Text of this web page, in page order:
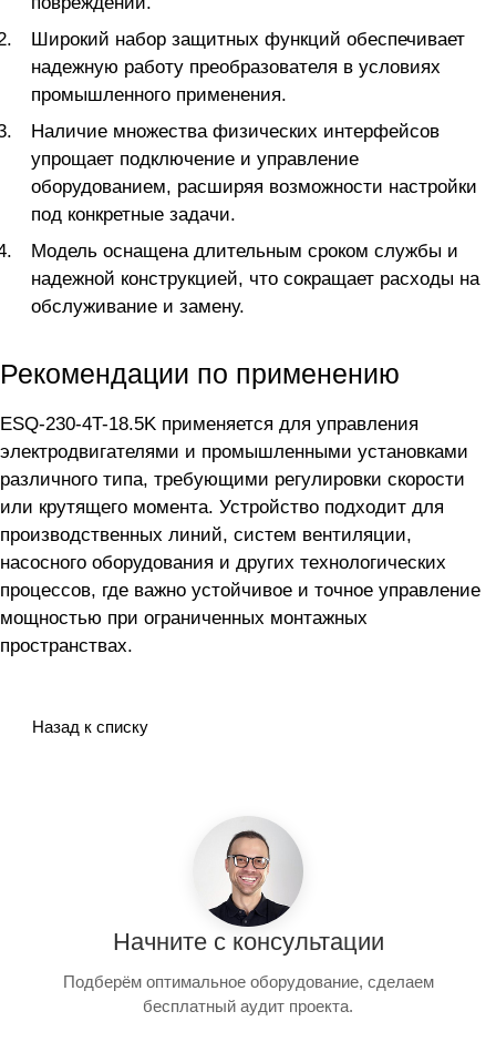
Широкий набор защитных функций обеспечивает
надежную работу преобразователя в условиях
промышленного применения.
Наличие множества физических интерфейсов
упрощает подключение и управление
оборудованием, расширяя возможности настройки
под конкретные задачи.
Модель оснащена длительным сроком службы и
надежной конструкцией, что сокращает расходы на
обслуживание и замену.
Рекомендации по применению
ESQ-230-4T-18.5K применяется для управления
электродвигателями и промышленными установками
различного типа, требующими регулировки скорости
или крутящего момента. Устройство подходит для
производственных линий, систем вентиляции,
насосного оборудования и других технологических
процессов, где важно устойчивое и точное управление
мощностью при ограниченных монтажных
пространствах.
Назад к списку
Начните с консультации
Подберём оптимальное оборудование, сделаем
бесплатный аудит проекта.